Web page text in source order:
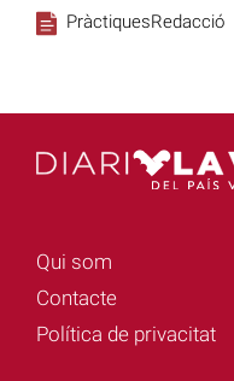
PràctiquesRedacció
Qui som
Contacte
Política de privacitat